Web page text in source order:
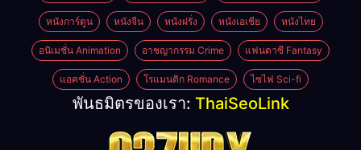
หนังการ์ตูน หนังจีน หนังฝรั่ง หนังเอเชีย หนังไทย
อนิเมชั่น Animation อาชญากรรม Crime แฟนตาซี Fantasy
แอคชั่น Action โรแมนติก Romance ไซไฟ Sci-fi
พันธมิตรของเรา: ThaiSeoLink